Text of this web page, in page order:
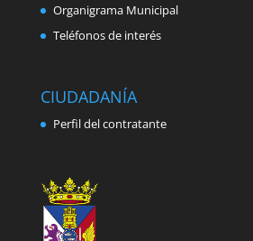
Organigrama Municipal
Teléfonos de interés
CIUDADANÍA
Perfil del contratante